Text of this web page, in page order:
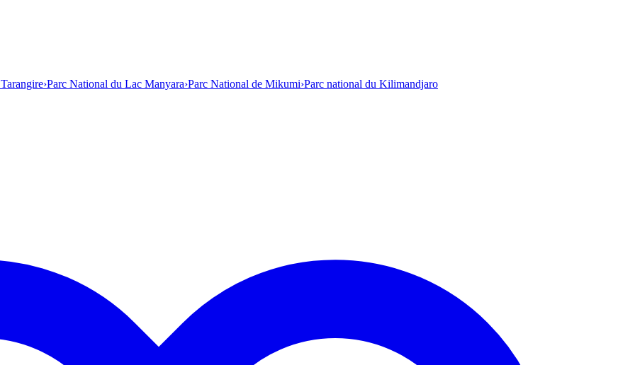
›Parc National du Lac Manyara›Parc National de Mikumi›Parc national du Kilimandjaro